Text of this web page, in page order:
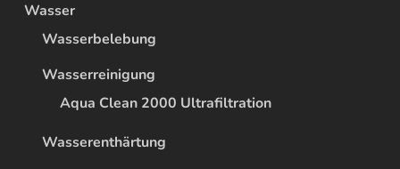
Wasser
Wasserbelebung
Wasserreinigung
Aqua Clean 2000 Ultrafiltration
Wasserenthärtung